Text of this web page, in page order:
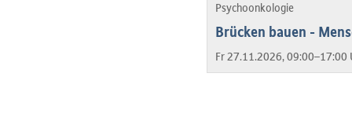
Psychoonkologie
Brücken bauen -
Fr 27.11.2026, 09:00–17:00